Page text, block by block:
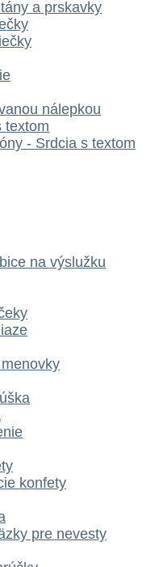
a prskavky
nálepkou
textom
- Srdcia s textom
na výslužku
konfety
pre nevesty